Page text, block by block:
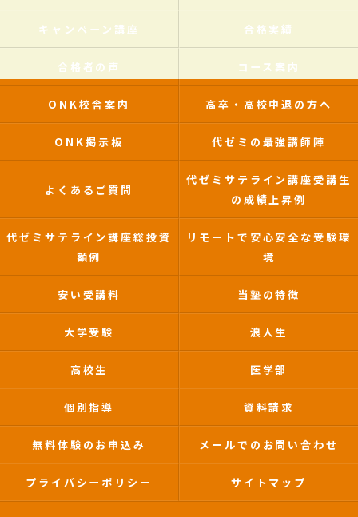
キャンペーン講座 合格実績
合格者の声 コース案内
ONK校舎案内 高卒・高校中退の方へ
ONK掲示板 代ゼミの最強講師陣
よくあるご質問
代ゼミサテライン講座受講生
の成績上昇例
代ゼミサテライン講座総投資
額例
リモートで安心安全な受験環
境
安い受講料 当塾の特徴
大学受験 浪人生
高校生 医学部
個別指導 資料請求
無料体験のお申込み メールでのお問い合わせ
プライバシーポリシー サイトマップ